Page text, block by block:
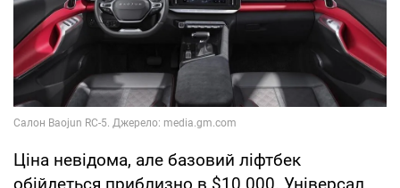
Ціна невідома, але базовий ліфтбек